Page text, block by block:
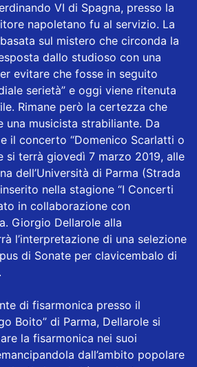
VI di Spagna, presso la
napoletano fu al servizio. La
sul mistero che circonda la
dallo studioso con una
evitare che fosse in seguito
serietà” e oggi viene ritenuta
Rimane però la certezza che
una musicista strabiliante. Da
il concerto “Domenico Scarlatti o
si terrà giovedì 7 marzo 2019, alle
dell’Università di Parma (Strada
nella stagione “I Concerti
in collaborazione con
Giorgio Dellarole alla
l’interpretazione di una selezione
di Sonate per clavicembalo di
di fisarmonica presso il
Boito” di Parma, Dellarole si
la fisarmonica nei suoi
dall’ambito popolare